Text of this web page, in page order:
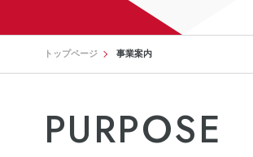
トップページ 事業案内
PURPOSE